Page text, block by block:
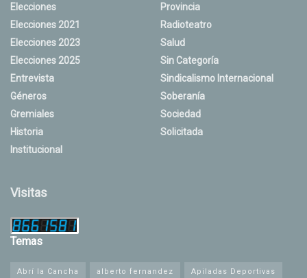
Elecciones
Elecciones 2021
Elecciones 2023
Elecciones 2025
Entrevista
Géneros
Gremiales
Historia
Institucional
Provincia
Radioteatro
Salud
Sin Categoría
Sindicalismo Internacional
Soberanía
Sociedad
Solicitada
Visitas
Temas
Abrí la Cancha alberto fernandez Apiladas Deportivas